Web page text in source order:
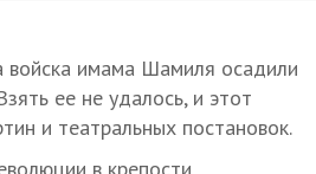
войска имама Шамиля осадили
ее не удалось, и этот
и театральных постановок.
в крепости